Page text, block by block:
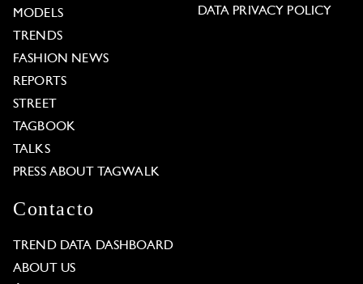
MODELS
TRENDS
FASHION NEWS
REPORTS
STREET
TAGBOOK
TALKS
PRESS ABOUT TAGWALK
DATA PRIVACY POLICY
Contacto
TREND DATA DASHBOARD
ABOUT US